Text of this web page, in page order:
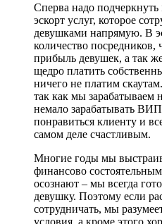
Сперва надо
эскорт услуг, которое
девушками напрямую. В
количество
прибыль девушек, а так
щедро платить
ничего не платим
так как мы зарабатываем
немало зарабатывать
понравиться клиенту и
самом деле счастливым.
Многие годы мы
финансово
осознают – мы всегда
девушку. Поэтому если
сотрудничать, мы
условия, а кроме этого